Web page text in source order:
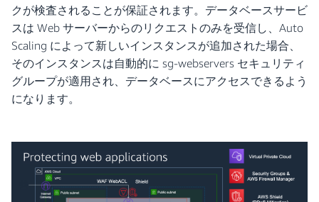
クが検査されることが保証されます。データベースサービ
スは Web サーバーからのリクエストのみを受信し、Auto
Scaling によって新しいインスタンスが追加された場合、
そのインスタンスは自動的に sg-webservers セキュリティ
グループが適用され、データベースにアクセスできるよう
になります。